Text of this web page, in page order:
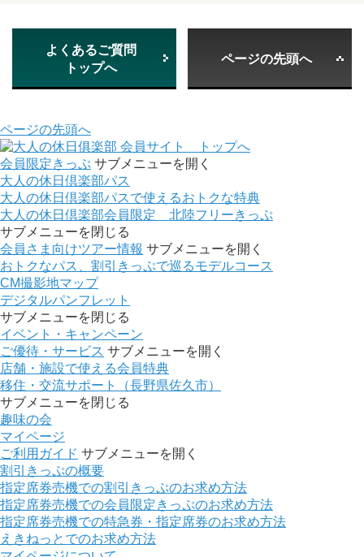
よくあるご質問
トップへ
ページの先頭へ
ページの先頭へ
会員サイト トップへ
会員限定きっぷ サブメニューを開く
大人の休日倶楽部パス
大人の休日倶楽部パスで使えるおトクな特典
大人の休日倶楽部会員限定 北陸フリーきっぷ
サブメニューを閉じる
会員さま向けツアー情報 サブメニューを開く
おトクなパス、割引きっぷで巡るモデルコース
CM撮影地マップ
デジタルパンフレット
サブメニューを閉じる
イベント・キャンペーン
ご優待・サービス サブメニューを開く
店舗・施設で使える会員特典
移住・交流サポート（長野県佐久市）
サブメニューを閉じる
趣味の会
マイページ
ご利用ガイド サブメニューを開く
割引きっぷの概要
指定席券売機での割引きっぷのお求め方法
指定席券売機での会員限定きっぷのお求め方法
指定席券売機での特急券・指定席券のお求め方法
えきねっとでのお求め方法